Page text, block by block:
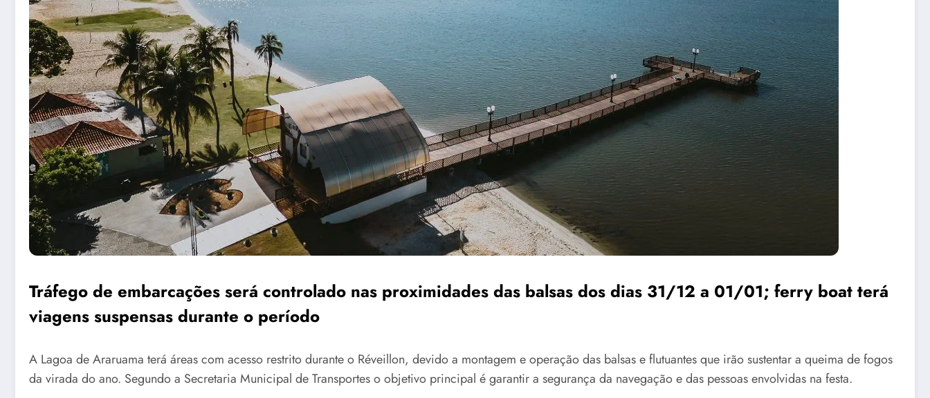
Tráfego de embarcações será controlado nas proximidades das balsas dos dias 31/12 a 01/01; ferry boat terá
viagens suspensas durante o período
A Lagoa de Araruama terá áreas com acesso restrito durante o Réveillon, devido a montagem e operação das balsas e flutuantes que irão sustentar a queima de fogos
da virada do ano. Segundo a Secretaria Municipal de Transportes o objetivo principal é garantir a segurança da navegação e das pessoas envolvidas na festa.